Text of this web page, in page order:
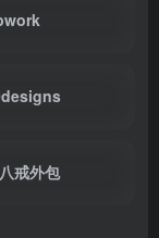
戒外包